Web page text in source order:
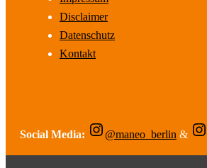
Disclaimer
Datenschutz
Kontakt
Social Media: @maneo_berlin &